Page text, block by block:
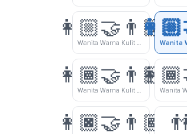
👩🏼‍🤝‍👨🏽
Wanita Warna Kulit Cerah-Sedang Dan Pria Warna Kulit Sedang Bergandengan Tangan
👩🏾‍🤝‍👨🏻
Wanita Warna Kulit Gelap-Sedang Dan Pria Warna Kulit Cerah Bergandengan Tangan
👩🏿‍🤝‍👨🏾